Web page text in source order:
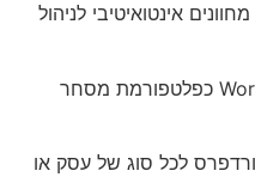
אינטואיטיבי לניהול
אתה יכול גם להשתמש ב-WordPress כפלטפורמת מסחר
לכל סוג של עסק או